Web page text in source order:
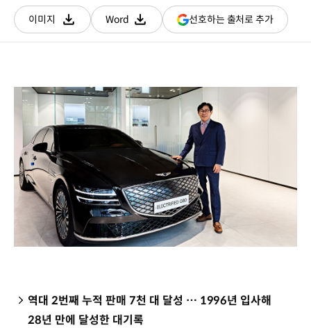
이미지
다운로드
Word
다운로드
선호하는 출처로 추가(새
창
역대 2번째 누적 판매 7천 대 달성 … 1996년 입사해
28년 만에 달성한 대기록